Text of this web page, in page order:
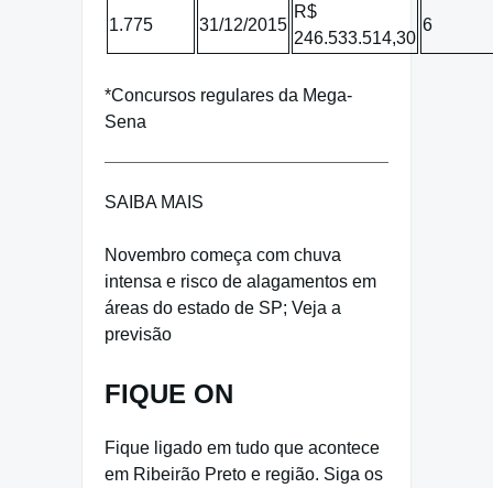
1.775 31/12/2015
R$
246.533.514,30
6
*Concursos regulares da Mega-
Sena
SAIBA MAIS
Novembro começa com chuva
intensa e risco de alagamentos em
áreas do estado de SP; Veja a
previsão
FIQUE ON
Fique ligado em tudo que acontece
em Ribeirão Preto e região. Siga os